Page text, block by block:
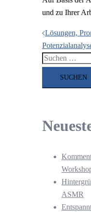
und zu Ihrer
Lösungen,
Suchen
ASMR